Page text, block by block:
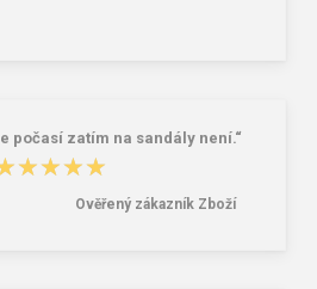
počasí zatím na sandály není.“
Ověřený zákazník Zboží